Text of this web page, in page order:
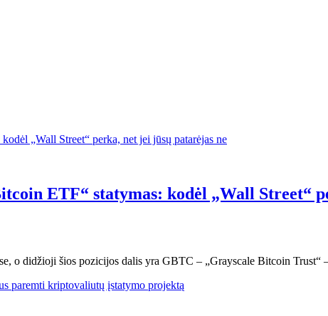
ETF“ statymas: kodėl „Wall Street“
o didžioji šios pozicijos dalis yra GBTC – „Grayscale Bitcoin